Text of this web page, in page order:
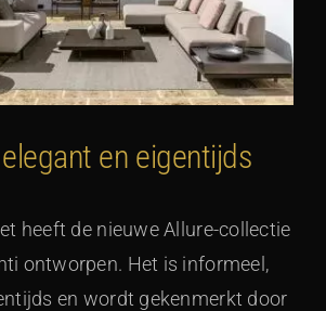
en eigentijds
heeft de nieuwe Allure-collectie
ontworpen. Het is informeel,
en wordt gekenmerkt door